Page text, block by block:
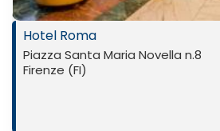
Hotel Roma
Piazza Santa Maria Novella n.8
Firenze (FI)